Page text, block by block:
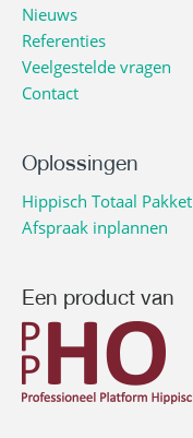
Nieuws
Referenties
Veelgestelde vragen
Contact
Oplossingen
Hippisch Totaal Pakket
Afspraak inplannen
Een product van